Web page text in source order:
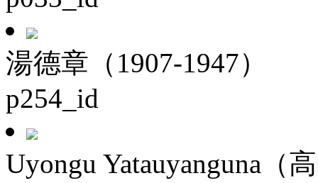
湯德章（1907-1947）
p254_id
Uyongu Yatauyanguna（